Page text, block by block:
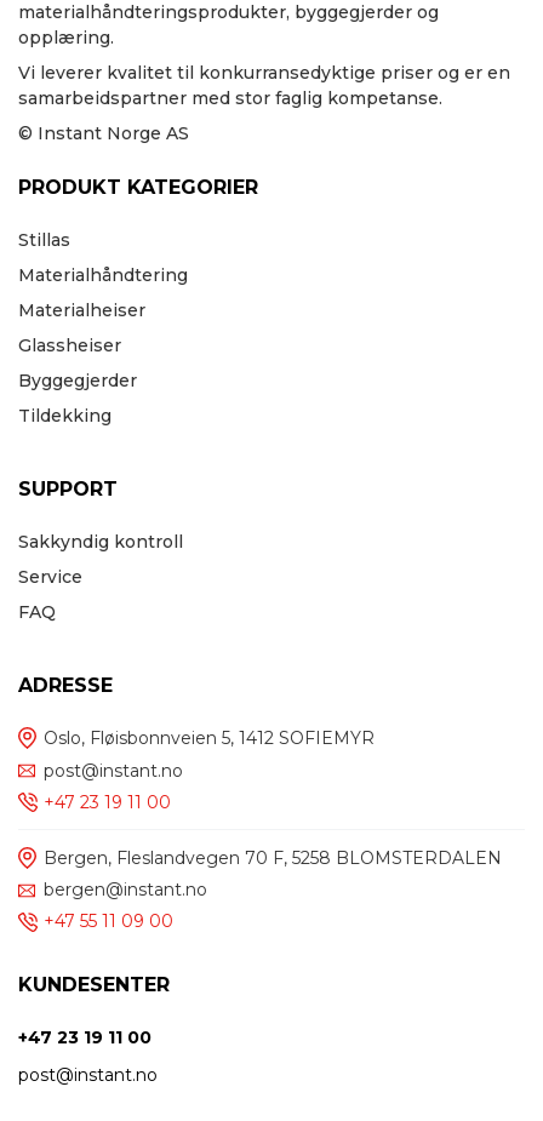
materialhåndteringsprodukter, byggegjerder og
opplæring.
Vi leverer kvalitet til konkurransedyktige priser og er en
samarbeidspartner med stor faglig kompetanse.
© Instant Norge AS
PRODUKT KATEGORIER
Stillas
Materialhåndtering
Materialheiser
Glassheiser
Byggegjerder
Tildekking
SUPPORT
Sakkyndig kontroll
Service
FAQ
ADRESSE
Oslo, Fløisbonnveien 5, 1412 SOFIEMYR
post@instant.no
+47 23 19 11 00
Bergen, Fleslandvegen 70 F, 5258 BLOMSTERDALEN
bergen@instant.no
+47 55 11 09 00
KUNDESENTER
+47 23 19 11 00
post@instant.no